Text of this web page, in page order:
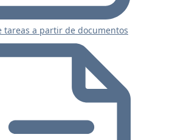
tareas a partir de documentos